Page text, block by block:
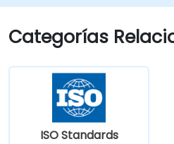
transición fluida en
organizaciones.
Categorías
ISO Standards